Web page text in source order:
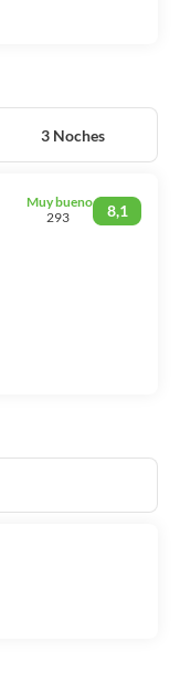
3 Noches
8,1
Muy bueno
293